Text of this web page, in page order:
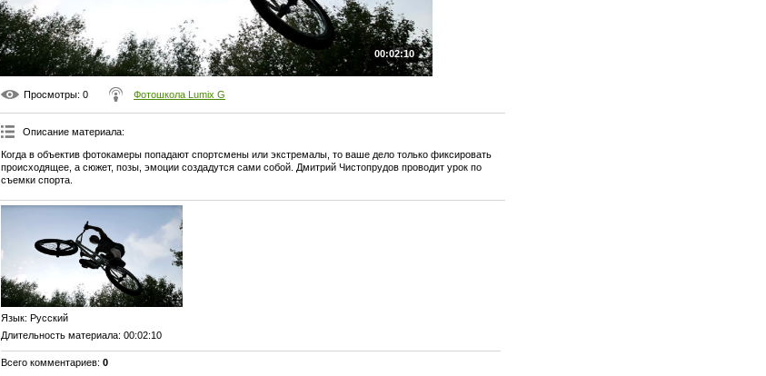
00:02:10
Просмотры: 0 Фотошкола Lumix G
Описание материала:
Когда в объектив фотокамеры попадают спортсмены или экстремалы, то ваше дело только фиксировать
происходящее, а сюжет, позы, эмоции создадутся сами собой. Дмитрий Чистопрудов проводит урок по
съемки спорта.
Язык: Русский
Длительность материала: 00:02:10
Всего комментариев: 0